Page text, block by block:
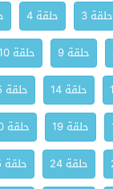
حلقة 3 حلقة 4
حلقة 9 حلقة 10
حلقة 14 حلقة 15
حلقة 19 حلقة 20
حلقة 24 حلقة 25